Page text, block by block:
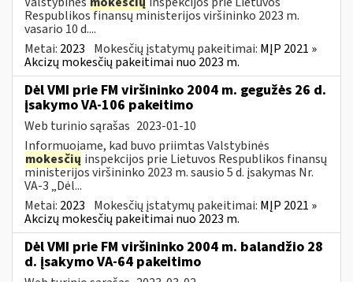
Respublikos finansų ministerijos viršininko 2023 m.
vasario 10 d....
Metai: 2023 Mokesčių įstatymų pakeitimai: MĮP 2021 »
Akcizų mokesčių pakeitimai nuo 2023 m.
Dėl VMI prie FM viršininko 2004 m. gegužės 26 d.
įsakymo VA-106 pakeitimo
Web turinio sąrašas 2023-01-10
Informuojame, kad buvo priimtas Valstybinės
mokesčių inspekcijos prie Lietuvos Respublikos finansų
ministerijos viršininko 2023 m. sausio 5 d. įsakymas Nr.
VA-3 „Dėl...
Metai: 2023 Mokesčių įstatymų pakeitimai: MĮP 2021 »
Akcizų mokesčių pakeitimai nuo 2023 m.
Dėl VMI prie FM viršininko 2004 m. balandžio 28
d. įsakymo VA-64 pakeitimo